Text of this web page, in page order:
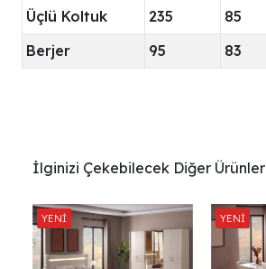
Üçlü Koltuk
235 85
Berjer
95 83
İlginizi Çekebilecek Diğer Ürünler